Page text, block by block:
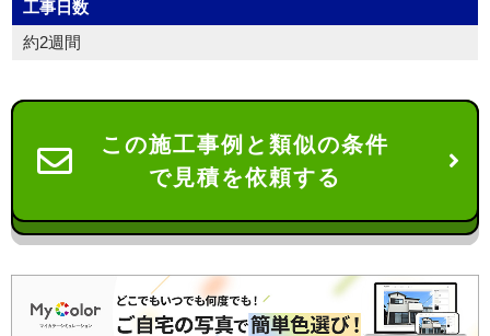
工事日数
約2週間
この施工事例と類似の条件
で見積を依頼する